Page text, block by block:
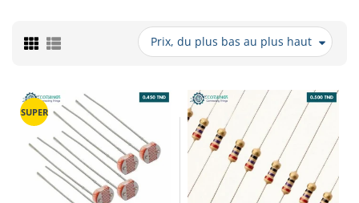
Prix, du plus bas au plus haut
SUPER